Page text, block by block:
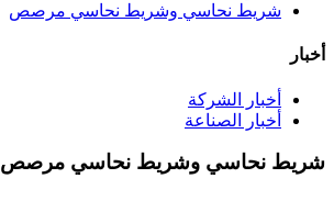
شريط نحاسي وشريط نحاسي مرصص
أخبار
أخبار الشركة
أخبار الصناعة
شريط نحاسي وشريط نحاسي مرصص